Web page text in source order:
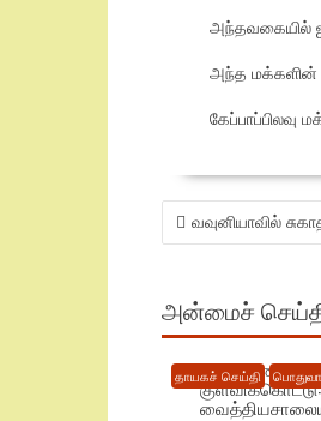
அந்தவகையில்
அந்த மக்களின்
கேப்பாப்பிலவு
POST
NAVIGATION
வவுனியாவில்
அன்மைச்
தாயகச் செய்தி